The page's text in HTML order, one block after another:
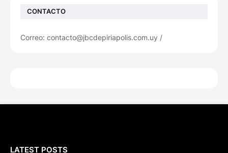
CONTACTO
Correo: contacto@jbcdepiriapolis.com.uy /
LATEST POSTS